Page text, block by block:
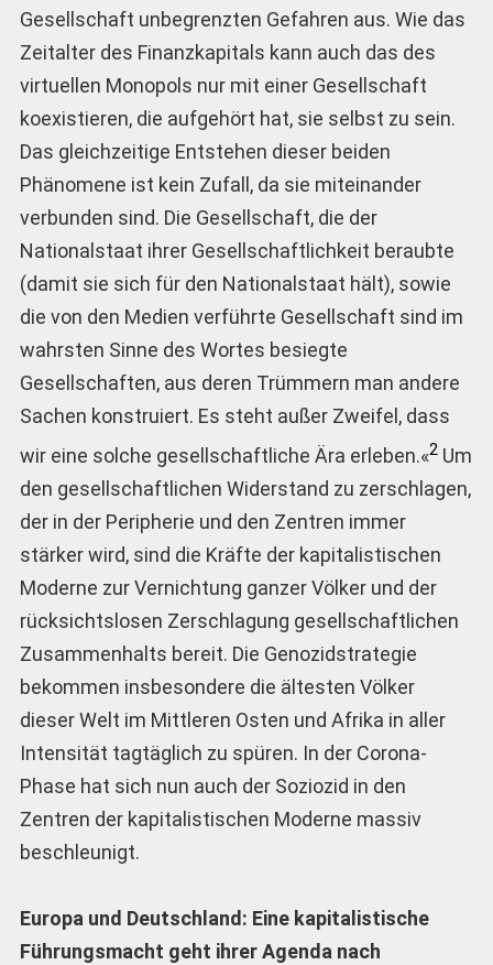
Gesellschaft unbegrenzten Gefahren aus. Wie das
Zeitalter des Finanzkapitals kann auch das des
virtuellen Monopols nur mit einer Gesellschaft
koexistieren, die aufgehört hat, sie selbst zu sein.
Das gleichzeitige Entstehen dieser beiden
Phänomene ist kein Zufall, da sie miteinander
verbunden sind. Die Gesellschaft, die der
Nationalstaat ihrer Gesellschaftlichkeit beraubte
(damit sie sich für den Nationalstaat hält), sowie
die von den Medien verführte Gesellschaft sind im
wahrsten Sinne des Wortes besiegte
Gesellschaften, aus deren Trümmern man andere
Sachen konstruiert. Es steht außer Zweifel, dass
wir eine solche gesellschaftliche Ära erleben.«2Um
den gesellschaftlichen Widerstand zu zerschlagen,
der in der Peripherie und den Zentren immer
stärker wird, sind die Kräfte der kapitalistischen
Moderne zur Vernichtung ganzer Völker und der
rücksichtslosen Zerschlagung gesellschaftlichen
Zusammenhalts bereit. Die Genozidstrategie
bekommen insbesondere die ältesten Völker
dieser Welt im Mittleren Osten und Afrika in aller
Intensität tagtäglich zu spüren. In der Corona-
Phase hat sich nun auch der Soziozid in den
Zentren der kapitalistischen Moderne massiv
beschleunigt.
Europa und Deutschland: Eine kapitalistische
Führungsmacht geht ihrer Agenda nach